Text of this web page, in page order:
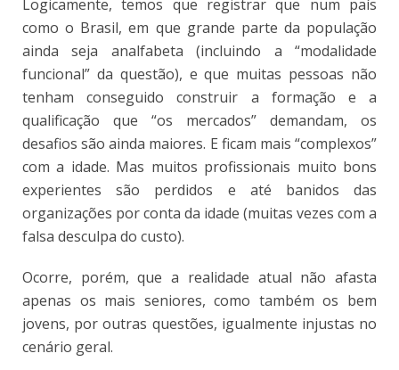
Logicamente, temos que registrar que num país
como o Brasil, em que grande parte da população
ainda seja analfabeta (incluindo a “modalidade
funcional” da questão), e que muitas pessoas não
tenham conseguido construir a formação e a
qualificação que “os mercados” demandam, os
desafios são ainda maiores. E ficam mais “complexos”
com a idade. Mas muitos profissionais muito bons
experientes são perdidos e até banidos das
organizações por conta da idade (muitas vezes com a
falsa desculpa do custo).
Ocorre, porém, que a realidade atual não afasta
apenas os mais seniores, como também os bem
jovens, por outras questões, igualmente injustas no
cenário geral.